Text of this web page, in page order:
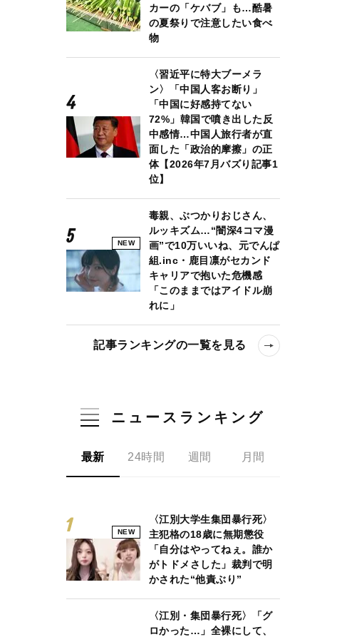
カーの「ケバブ」も…酷暑
の夏祭りで注意したい食べ
物
〈習近平に特大ブーメラ
ン〉「中国人客お断り」
「中国に好感持てない
72%」韓国で噴き出した反
中感情…中国人旅行者が直
面した「政治的摩擦」の正
体【2026年7月バズり記事1
位】
NEW
毒親、ぶつかりおじさん、
ルッキズム…“闇深4コマ漫
画”で10万いいね、元でんぱ
組.inc・鹿目凛がセカンド
キャリアで抱いた危機感
「このままではアイドル崩
れに」
記事ランキングの一覧を見る
ニュースランキング
最新 24時間 週間 月間
NEW
〈江別大学生集団暴行死〉
主犯格の18歳に無期懲役
「自分はやってねぇ。誰か
がトドメさした」裁判で明
かされた“他責ぶり”
〈江別・集団暴行死〉「グ
ロかった…」全裸にして、